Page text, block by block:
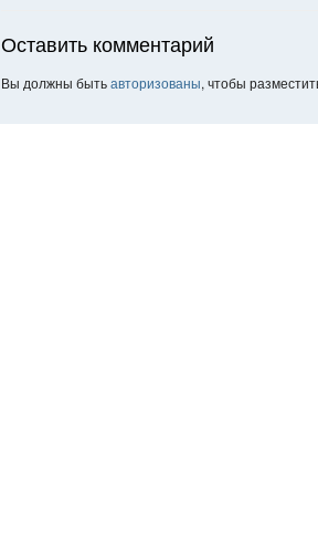
Оставить комментарий
Вы должны бытьавторизованы, чтобы